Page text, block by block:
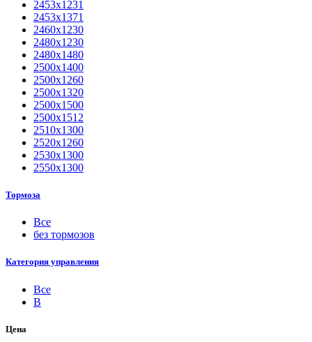
2453х1231
2453х1371
2460х1230
2480х1230
2480х1480
2500x1400
2500х1260
2500х1320
2500х1500
2500х1512
2510х1300
2520х1260
2530х1300
2550х1300
Тормоза
Все
без тормозов
Категория управления
Все
B
Цена